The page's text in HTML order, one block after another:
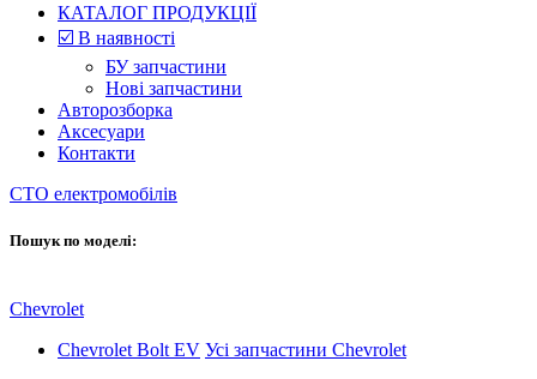
КАТАЛОГ ПРОДУКЦІЇ
☑️ В наявності
БУ запчастини
Нові запчастини
Авторозборка
Аксесуари
Контакти
СТО електромобілів
Пошук по моделі:
Chevrolet
Chevrolet Bolt EV Усі запчастини Chevrolet